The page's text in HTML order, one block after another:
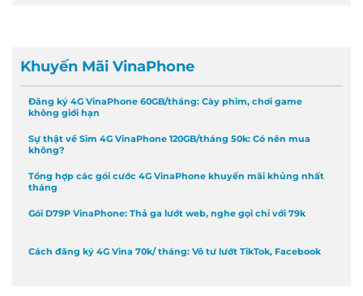
Khuyến Mãi VinaPhone
Đăng ký 4G VinaPhone 60GB/tháng: Cày phim, chơi game
không giới hạn
Sự thật về Sim 4G VinaPhone 120GB/tháng 50k: Có nên mua
không?
Tổng hợp các gói cước 4G VinaPhone khuyến mãi khủng nhất
tháng
Gói D79P VinaPhone: Thả ga lướt web, nghe gọi chỉ với 79k
Cách đăng ký 4G Vina 70k/ tháng: Vô tư lướt TikTok, Facebook